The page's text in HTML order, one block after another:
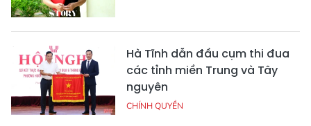
Hà Tĩnh dẫn đầu cụm thi đua
các tỉnh miền Trung và Tây
nguyên
CHÍNH QUYỀN